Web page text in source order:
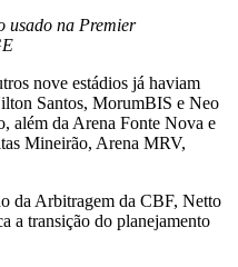
usado na Premier
nove estádios já haviam
Santos, MorumBIS e Neo
além da Arena Fonte Nova e
Mineirão, Arena MRV,
da Arbitragem da CBF, Netto
a transição do planejamento